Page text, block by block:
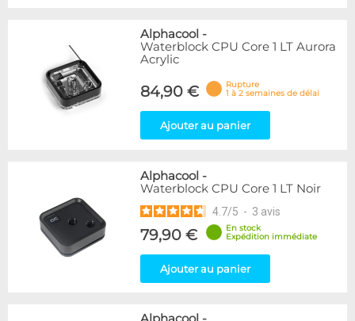
Alphacool -
Waterblock CPU Core 1 LT Aurora
Acrylic
84,90 €
Rupture
1 à 2 semaines de délai
Ajouter au panier
Alphacool -
Waterblock CPU Core 1 LT Noir
4.7/5 - 3 avis
79,90 €
En stock
Expédition immédiate
Ajouter au panier